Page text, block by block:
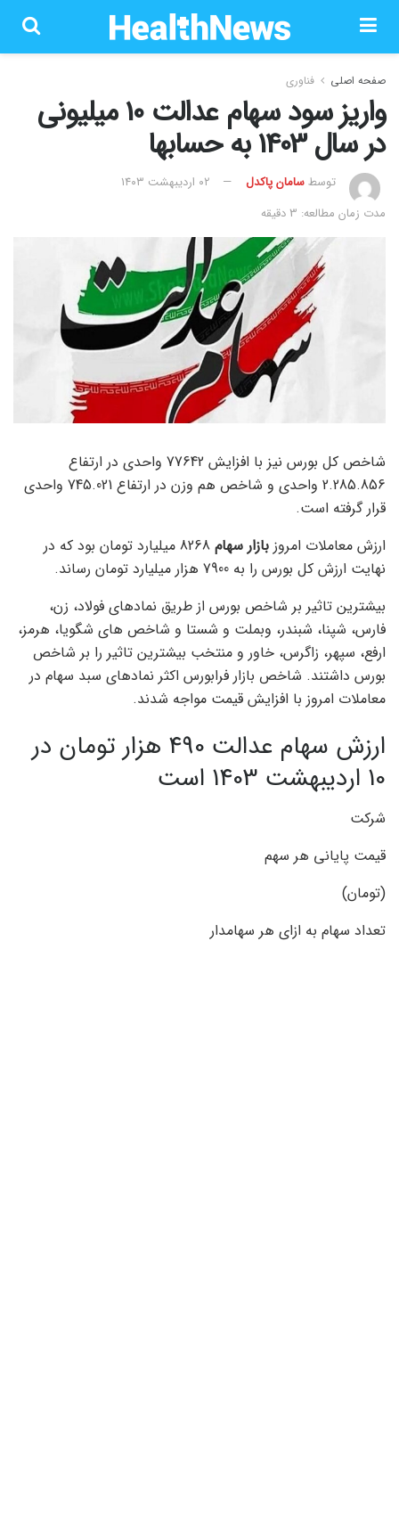
صفحه اصلی فناوری
واریز سود سهام عدالت 10 میلیونی
در سال 1403 به حسابها
توسطسامان پاکدل
۰۲ اردیبهشت ۱۴۰۳
مدت زمان مطالعه: 3 دقیقه
شاخص کل بورس نیز با افزایش 77642 واحدی در ارتفاع
2.285.856 واحدی و شاخص هم وزن در ارتفاع 745.021 واحدی
قرار گرفته است.
ارزش معاملات امروز بازار سهام
8268 میلیارد تومان بود که در
نهایت ارزش کل بورس را به 7900 هزار میلیارد تومان رساند.
بیشترین تاثیر بر شاخص بورس از طریق نمادهای فولاد، زن،
فارس، شپنا، شبندر، وبملت و شستا و شاخص های شگویا، هرمز،
ارفع، سپهر، زاگرس، خاور و منتخب بیشترین تاثیر را بر شاخص
بورس داشتند. شاخص بازار فرابورس اکثر نمادهای سبد سهام در
معاملات امروز با افزایش قیمت مواجه شدند.
ارزش سهام عدالت 490 هزار تومان در
10 اردیبهشت 1403 است
شرکت
قیمت پایانی هر سهم
(تومان)
تعداد سهام به ازای هر سهامدار